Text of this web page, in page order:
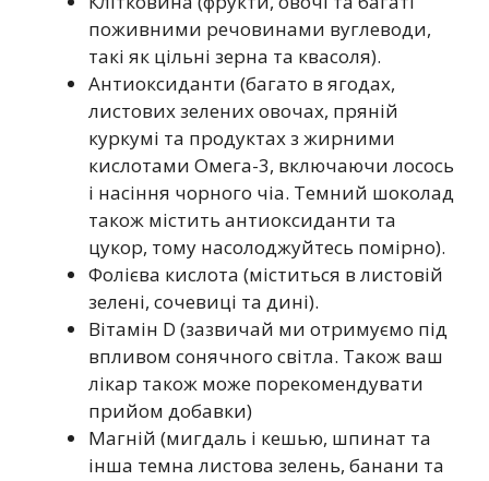
поживними речовинами вуглеводи,
такі як цільні зерна та квасоля).
Антиоксиданти (багато в ягодах,
листових зелених овочах, пряній
куркумі та продуктах з жирними
кислотами Омега-3, включаючи лосось
і насіння чорного чіа. Темний шоколад
також містить антиоксиданти та
цукор, тому насолоджуйтесь помірно).
Фолієва кислота (міститься в листовій
зелені, сочевиці та дині).
Вітамін D (зазвичай ми отримуємо під
впливом сонячного світла. Також ваш
лікар також може порекомендувати
прийом добавки)
Магній (мигдаль і кешью, шпинат та
інша темна листова зелень, банани та